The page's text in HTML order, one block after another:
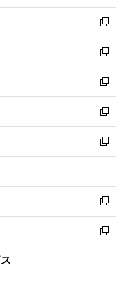
開
く
ウ
で
開
く
ン
ド
ウ
で
開
く
ウ
ィ
ン
ド
ウ
で
開
く
新
し
い
ウ
ィ
ン
ド
ウ
で
開
新
し
い
ウ
ィ
ン
ド
ウ
開
く
新
し
い
ウ
ィ
ン
ウ
で
開
く
新
し
い
ウ
ン
ド
ウ
で
新
し
ウ
ィ
ン
ド
開
新
し
い
ン
新
ウ